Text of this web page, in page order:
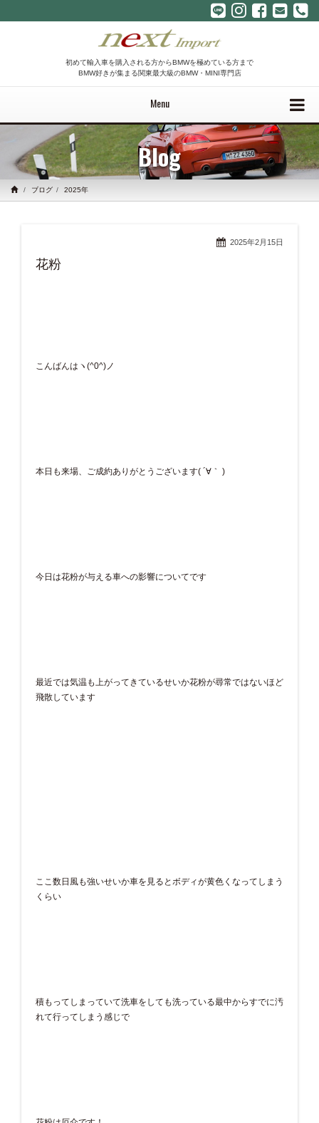
初めて輸入車を購入される方からBMWを極めている方まで
BMW好きが集まる関東最大級のBMW・MINI専門店
Menu
Blog
ブログ 2025年
2025年2月15日
花粉
こんばんはヽ(^0^)ノ
本日も来場、ご成約ありがとうございます( ´∀｀ )
今日は花粉が与える車への影響についてです
最近では気温も上がってきているせいか花粉が尋常ではないほど
飛散しています
ここ数日風も強いせいか車を見るとボディが黄色くなってしまう
くらい
積もってしまっていて洗車をしても洗っている最中からすでに汚
れて行ってしまう感じで